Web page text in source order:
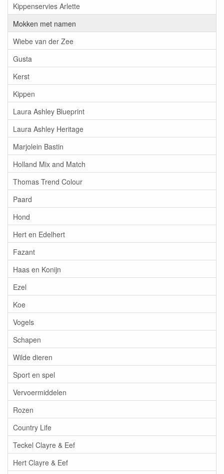
Kippenservies Arlette
Mokken met namen
Wiebe van der Zee
Gusta
Kerst
Kippen
Laura Ashley Blueprint
Laura Ashley Heritage
Marjolein Bastin
Holland Mix and Match
Thomas Trend Colour
Paard
Hond
Hert en Edelhert
Fazant
Haas en Konijn
Ezel
Koe
Vogels
Schapen
Wilde dieren
Sport en spel
Vervoermiddelen
Rozen
Country Life
Teckel Clayre & Eef
Hert Clayre & Eef